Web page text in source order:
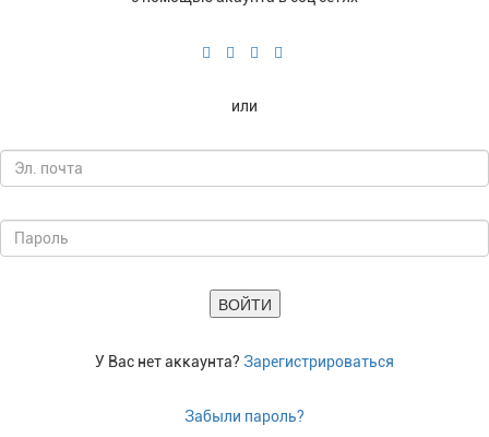
или
У Вас нет аккаунта? Зарегистрироваться
Забыли пароль?